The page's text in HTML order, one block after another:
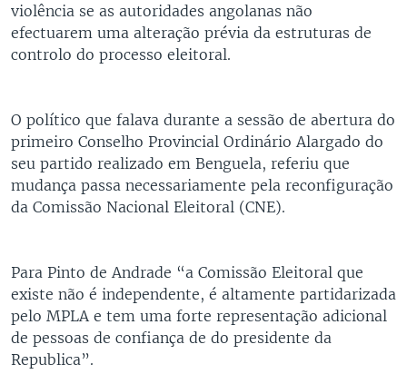
violência se as autoridades angolanas não
efectuarem uma alteração prévia da estruturas de
controlo do processo eleitoral.
O político que falava durante a sessão de abertura do
primeiro Conselho Provincial Ordinário Alargado do
seu partido realizado em Benguela, referiu que
mudança passa necessariamente pela reconfiguração
da Comissão Nacional Eleitoral (CNE).
Para Pinto de Andrade “a Comissão Eleitoral que
existe não é independente, é altamente partidarizada
pelo MPLA e tem uma forte representação adicional
de pessoas de confiança de do presidente da
Republica”.